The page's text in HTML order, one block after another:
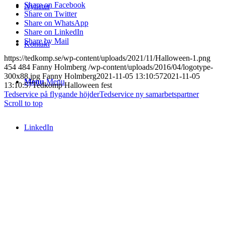
Nyheter
Kontakt
Menu Menu
LinkedIn
Share on Facebook
Share on Twitter
Share on WhatsApp
Share on LinkedIn
Share by Mail
https://tedkomp.se/wp-content/uploads/2021/11/Halloween-1.png
454 484 Fanny Holmberg /wp-content/uploads/2016/04/logotype-
300x88.jpg Fanny Holmberg2021-11-05 13:10:572021-11-05
13:10:57Tedkomp Halloween fest
Tedservice på flygande höjderTedservice ny samarbetspartner
Scroll to top